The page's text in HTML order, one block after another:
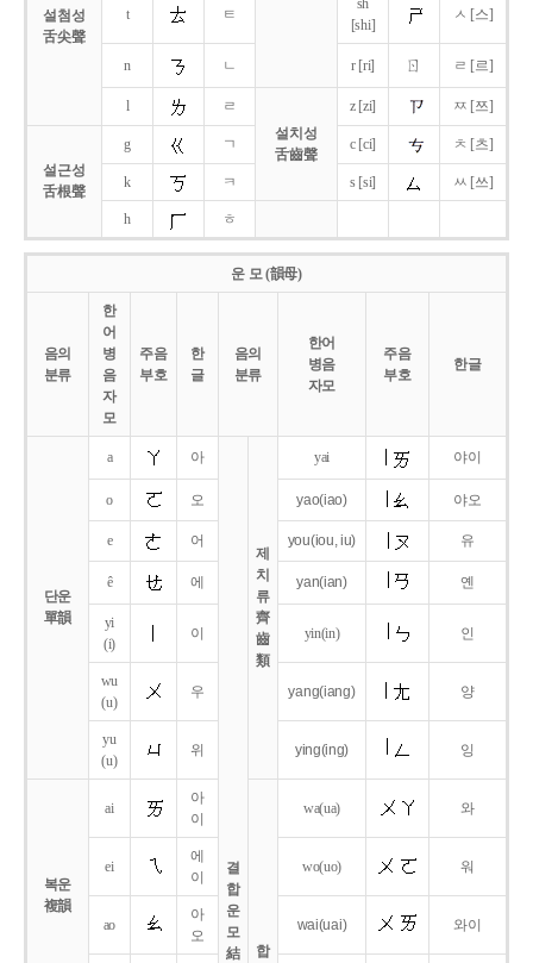
설첨성
舌尖聲
t ㅌ
sh
[shi]
ㅅ [스]
n ㄴ r [ri] ㄖ ㄹ [르]
l
ㄹ
설치성
舌齒聲
z [zi] ㅉ [쯔]
설근성
舌根聲
g ㄱ c [ci] ㅊ [츠]
k ㅋ s [si] ㅆ [쓰]
h ㅎ
운 모 (韻母)
음의
분류
한
어
병
음
자
모
주음
부호
한
글
음의
분류
한어
병음
자모
주음
부호
한글
단운
單韻
a 아
결
합
운
모
結
제
치
류
齊
齒
類
yai 야이
o 오 yao(iao) 야오
e 어 you(iou,iu) 유
ê 에 yan(ian) 옌
yi
(i)
이 yin(in) 인
wu
(u)
우 yang(iang) 양
yu
(u)
위 ying(ing) 잉
복운
複韻
ai
아
이
합
wa(ua) 와
ei
에
이
wo(uo) 워
ao
아
오
wai(uai) 와이